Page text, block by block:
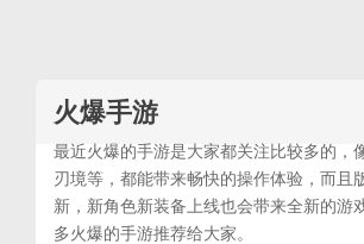
火爆手游
最近火爆的手游是大家都关注比较多的，
刃境等，都能带来畅快的操作体验，而且
新，新角色新装备上线也会带来全新的游
多火爆的手游推荐给大家。